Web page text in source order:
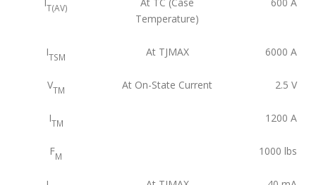
T(AV)
Temperature)
ITSM At TJMAX 6000 A
VTM At On-State Current 2.5 V
ITM 1200 A
FM 1000 lbs